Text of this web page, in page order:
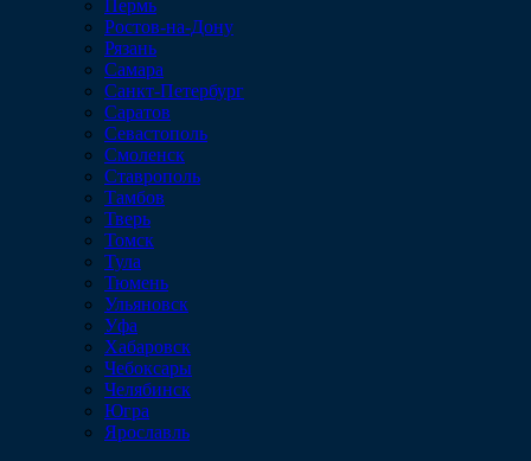
Пермь
Ростов-на-Дону
Рязань
Самара
Санкт-Петербург
Саратов
Севастополь
Смоленск
Ставрополь
Тамбов
Тверь
Томск
Тула
Тюмень
Ульяновск
Уфа
Хабаровск
Чебоксары
Челябинск
Югра
Ярославль